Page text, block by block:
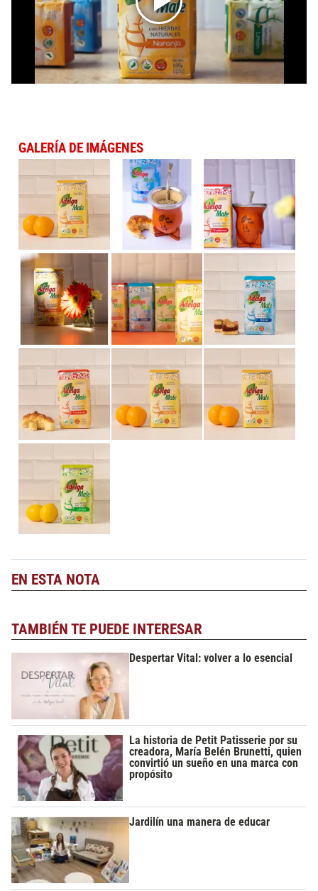
GALERÍA DE IMÁGENES
EN ESTA NOTA
TAMBIÉN TE PUEDE INTERESAR
Despertar Vital: volver a lo esencial
La historia de Petit Patisserie por su
creadora, María Belén Brunetti, quien
convirtió un sueño en una marca con
propósito
Jardilín una manera de educar